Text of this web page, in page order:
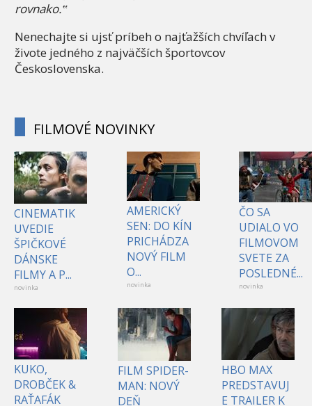
rovnako.‟
Nenechajte si ujsť príbeh o najťažších chvíľach v
živote jedného z najväčších športovcov
Československa.
FILMOVÉ NOVINKY
CINEMATIK
UVEDIE
ŠPIČKOVÉ
DÁNSKE
FILMY A P...
novinka
AMERICKÝ
SEN: DO KÍN
PRICHÁDZA
NOVÝ FILM
O...
novinka
ČO SA
UDIALO VO
FILMOVOM
SVETE ZA
POSLEDNÉ...
novinka
KUKO,
DROBČEK &
RAŤAFÁK
FILM SPIDER-
MAN: NOVÝ
DEŇ
HBO MAX
PREDSTAVUJ
E TRAILER K